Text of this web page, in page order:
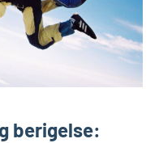
berigelse: